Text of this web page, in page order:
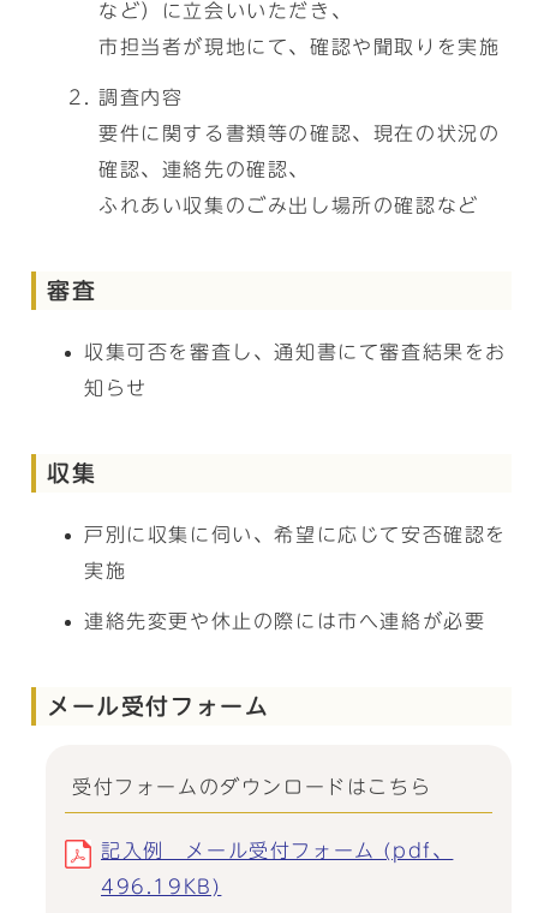
など）に立会いいただき、
市担当者が現地にて、確認や聞取りを実施
調査内容
要件に関する書類等の確認、現在の状況の
確認、連絡先の確認、
ふれあい収集のごみ出し場所の確認など
審査
収集可否を審査し、通知書にて審査結果をお
知らせ
収集
戸別に収集に伺い、希望に応じて安否確認を
実施
連絡先変更や休止の際には市へ連絡が必要
メール受付フォーム
受付フォームのダウンロードはこちら
記入例 メール受付フォーム (pdf、
496.19KB)